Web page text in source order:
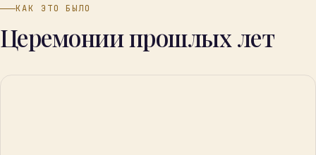
КАК ЭТО БЫЛО
Церемонии прошлых лет